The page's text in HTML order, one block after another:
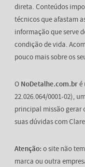
direta. Conteúdos
técnicos que afastam
informação que serve
condição de vida.
pouco mais sobre os
O NoDetalhe.com.bré
22.026.064/0001-02),
principal missão gerar
suas dúvidas com
Atenção: o site não
marca ou outra